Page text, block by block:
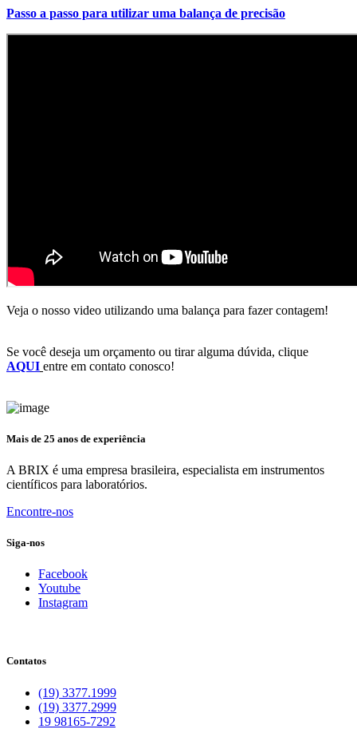
Passo a passo para utilizar uma balança de precisão
Veja o nosso video utilizando uma balança para fazer contagem!
Se você deseja um orçamento ou tirar alguma dúvida, clique
AQUI entre em contato conosco!
Mais de 25 anos de experiência
A BRIX é uma empresa brasileira, especialista em instrumentos
científicos para laboratórios.
Encontre-nos
Siga-nos
Facebook
Youtube
Instagram
Contatos
(19) 3377.1999
(19) 3377.2999
19 98165-7292